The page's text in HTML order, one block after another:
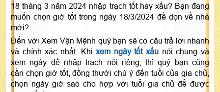
18 tháng 3 năm 2024 nhập trạch tốt hay xấu? Bạn đang
muốn chọn giờ tốt trong ngày 18/3/2024 đề dọn về nhà
mới?
Đến với Xem Vận Mệnh quý bạn sẽ có câu trả lời nhanh
và chính xác nhất. Khixem ngày tốt xấu nói chung và
xem ngày để nhập trạch nói riêng, thì quý bạn cũng
cần chọn giờ tốt, đồng thười chú ý đến tuổi của gia chủ,
chọn ngày giờ sao cho hợp với tuổi gia chủ để được